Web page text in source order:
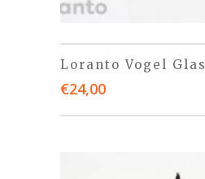
Loranto Vogel Glas
€24,00